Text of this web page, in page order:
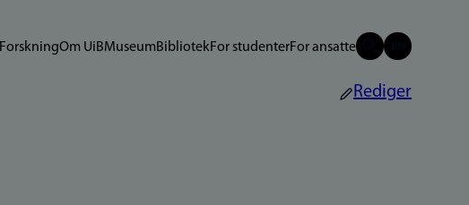
ForskningOm UiBMuseumBibliotekFor studenterFor ansatte
Rediger